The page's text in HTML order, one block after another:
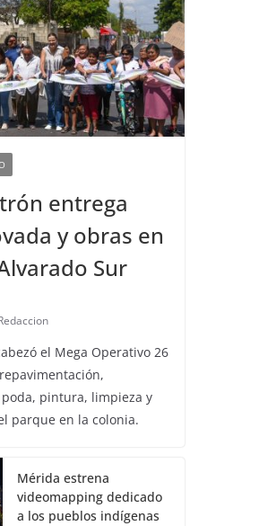
entrega
y obras en
Sur
el Mega Operativo 26
pintura, limpieza y
parque en la colonia.
Mérida estrena
videomapping dedicado
a los pueblos indígenas